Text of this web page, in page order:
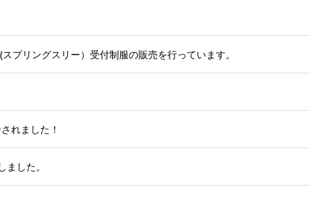
リングスリー）受付制服の販売を行っています。
れました！
した。